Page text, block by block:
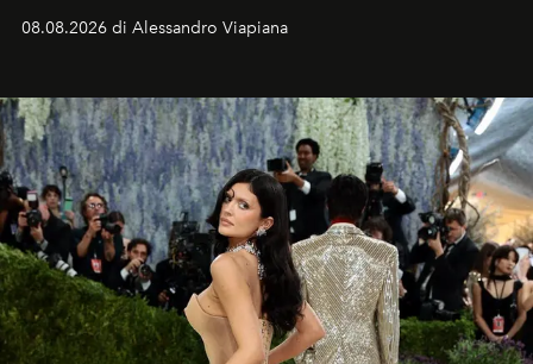
Craig, però, regna ancora il più assoluto riserbo.
08.08.2026 di Alessandro Viapiana